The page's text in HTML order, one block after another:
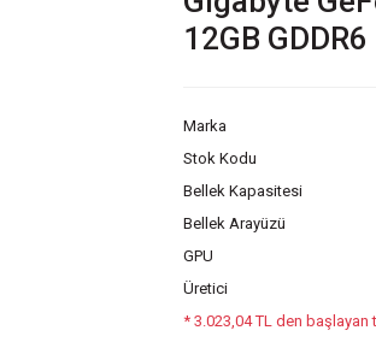
12GB
Marka
Stok Kodu
Bellek Kapasitesi
Bellek Arayüzü
GPU
Üretici
* 3.023,04 TL den başlayan